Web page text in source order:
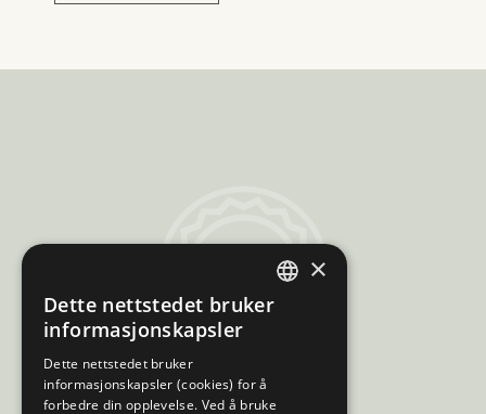
Sami
Trademarks
ENGLISH
FINNISH
×
Dette nettstedet bruker
informasjonskapsler
Dette nettstedet bruker
informasjonskapsler (cookies) for å
forbedre din opplevelse. Ved å bruke